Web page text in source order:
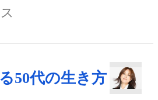
50代の生き方